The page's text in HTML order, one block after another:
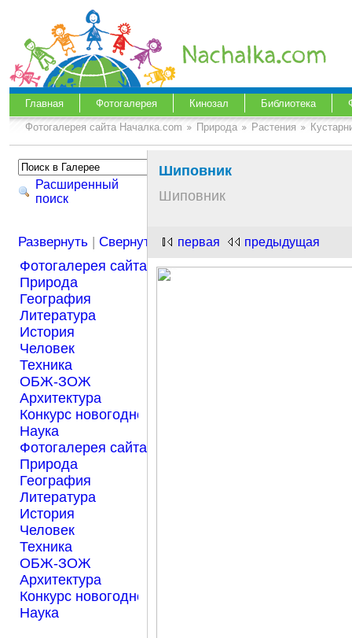
Главная Фотогалерея Кинозал Библиотека
Фотогалерея сайта Началка.com Природа Растения
Расширенный
поиск
Развернуть |Свернуть
Фотогалерея сайта Началка.com
Природа
География
Литература
История
Человек
Техника
ОБЖ-ЗОЖ
Архитектура
Конкурс новогодней открытки "Нарисуем Новый
Наука
Фотогалерея сайта Началка.com
Природа
География
Литература
История
Человек
Техника
ОБЖ-ЗОЖ
Архитектура
Конкурс новогодней открытки "Нарисуем Новый
Наука
Шиповник
Шиповник
первая предыдущая